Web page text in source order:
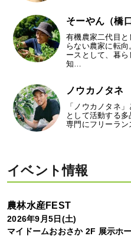
そーやん（橋
有機農家二代目
らない農家に転
ースとして、暮
知…
ノウカノタ
「ノウカノタネ
として活動する
専門にフリーラ
イベント情報
農林水産FEST
2026年9月5日(土)
マイドームおおさか 2F 展示ホ